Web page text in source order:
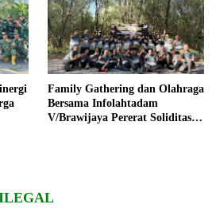
Family Gathering dan Olahraga
Bersama Infolahtadam
V/Brawijaya Pererat Soliditas